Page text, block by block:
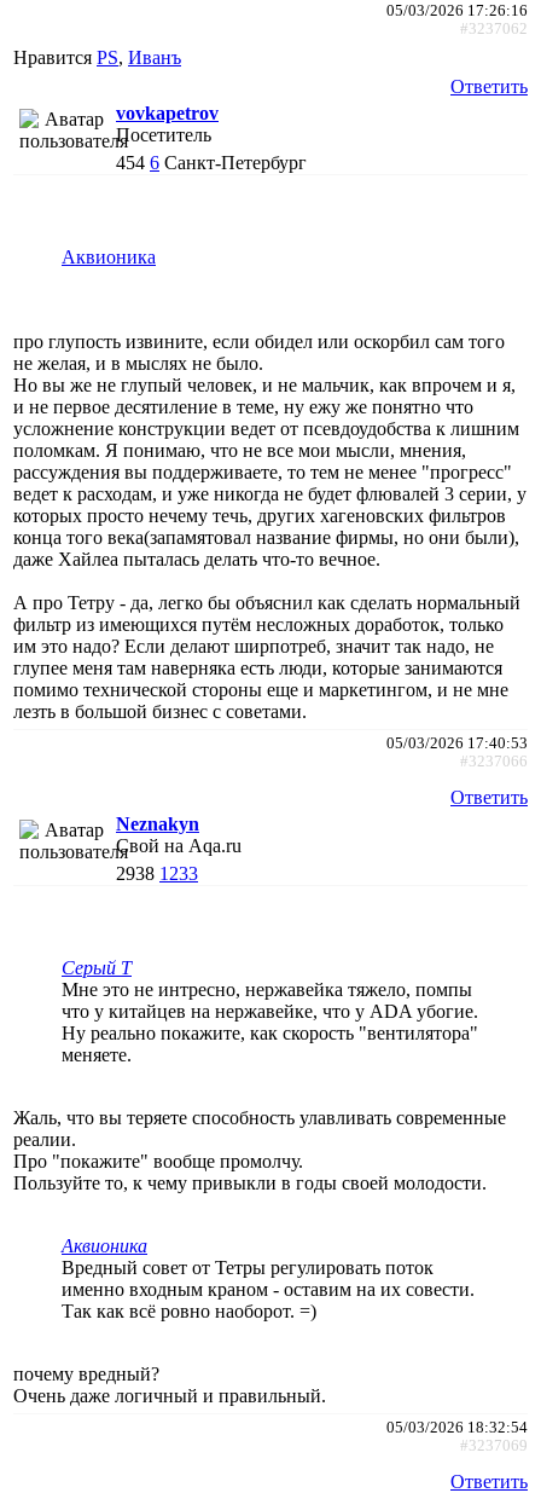
05/03/2026 17:26:16
#3237062
Нравится PS, Иванъ
Ответить
vovkapetrov
Посетитель
454 6 Санкт-Петербург
Аквионика
про глупость извините, если обидел или оскорбил сам того
не желая, и в мыслях не было.
Но вы же не глупый человек, и не мальчик, как впрочем и я,
и не первое десятиление в теме, ну ежу же понятно что
усложнение конструкции ведет от псевдоудобства к лишним
поломкам. Я понимаю, что не все мои мысли, мнения,
рассуждения вы поддерживаете, то тем не менее "прогресс"
ведет к расходам, и уже никогда не будет флювалей 3 серии, у
которых просто нечему течь, других хагеновских фильтров
конца того века(запамятовал название фирмы, но они были),
даже Хайлеа пыталась делать что-то вечное.
А про Тетру - да, легко бы объяснил как сделать нормальный
фильтр из имеющихся путём несложных доработок, только
им это надо? Если делают ширпотреб, значит так надо, не
глупее меня там наверняка есть люди, которые занимаются
помимо технической стороны еще и маркетингом, и не мне
лезть в большой бизнес с советами.
05/03/2026 17:40:53
#3237066
Ответить
Neznakyn
Свой на Aqa.ru
2938 1233
Серый Т
Мне это не интресно, нержавейка тяжело, помпы
что у китайцев на нержавейке, что у ADA убогие.
Ну реально покажите, как скорость "вентилятора"
меняете.
Жаль, что вы теряете способность улавливать современные
реалии.
Про "покажите" вообще промолчу.
Пользуйте то, к чему привыкли в годы своей молодости.
Аквионика
Вредный совет от Тетры регулировать поток
именно входным краном - оставим на их совести.
Так как всё ровно наоборот. =)
почему вредный?
Очень даже логичный и правильный.
05/03/2026 18:32:54
#3237069
Ответить